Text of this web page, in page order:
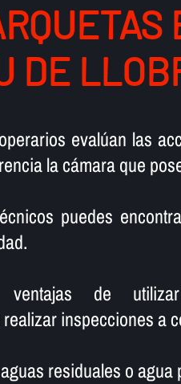
DE
evalúan las
la cámara que
puedes
ventajas de
inspecciones a
residuales o agua